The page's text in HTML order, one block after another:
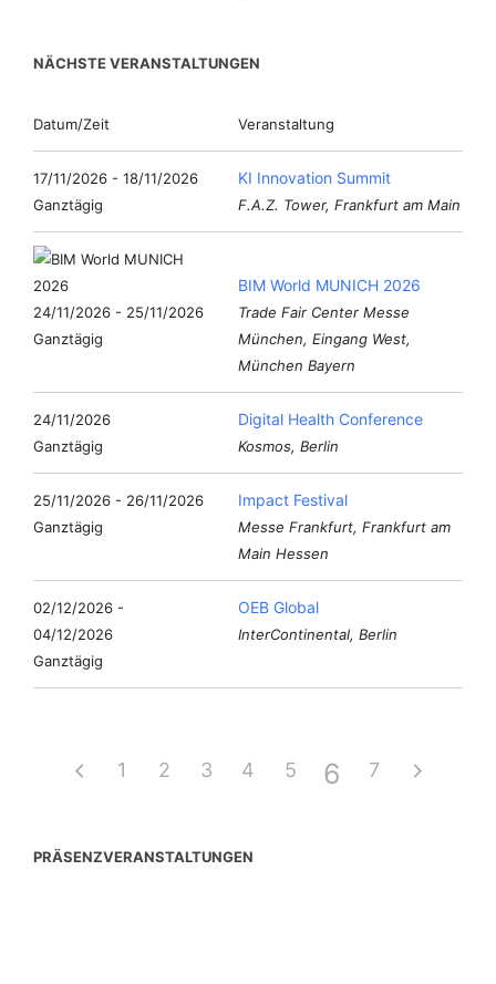
NÄCHSTE VERANSTALTUNGEN
Datum/Zeit Veranstaltung
17/11/2026 - 18/11/2026
Ganztägig
KI Innovation Summit
F.A.Z. Tower, Frankfurt am Main
24/11/2026 - 25/11/2026
Ganztägig
BIM World MUNICH 2026
Trade Fair Center Messe
München, Eingang West,
München Bayern
24/11/2026
Ganztägig
Digital Health Conference
Kosmos, Berlin
25/11/2026 - 26/11/2026
Ganztägig
Impact Festival
Messe Frankfurt, Frankfurt am
Main Hessen
02/12/2026 -
04/12/2026
Ganztägig
OEB Global
InterContinental, Berlin
1 2 3 4 5 6 7
PRÄSENZVERANSTALTUNGEN